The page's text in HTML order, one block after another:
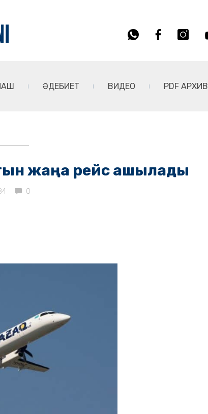
ӘДЕБИЕТ ВИДЕО PDF АРХИВ
жаңа рейс ашылады
0